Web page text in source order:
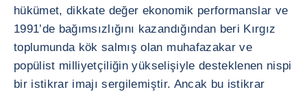
hükümet, dikkate değer ekonomik performanslar ve
1991’de bağımsızlığını kazandığından beri Kırgız
toplumunda kök salmış olan muhafazakar ve
popülist milliyetçiliğin yükselişiyle desteklenen nispi
bir istikrar imajı sergilemiştir. Ancak bu istikrar